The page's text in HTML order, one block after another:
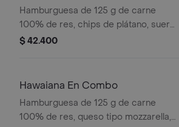
Hamburguesa de 125 g de carne
100% de res, chips de plátano, suero,
queso costeño rallado y salsa blanca
$ 42.400
Hawaiana En Combo
Hamburguesa de 125 g de carne
100% de res, queso tipo mozzarella,